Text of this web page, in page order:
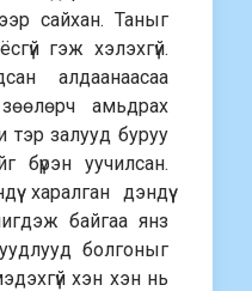
сайхан. Таныг
гэж хэлэхгүй.
алдаанаасаа
амьдрах
тэр залууд буруу
бүрэн уучилсан.
харалган дэндүү
байгаа янз
болгоныг
хэн хэн нь